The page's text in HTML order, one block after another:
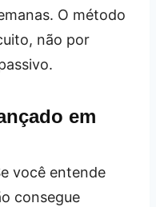
O método
não por
em
você entende
consegue